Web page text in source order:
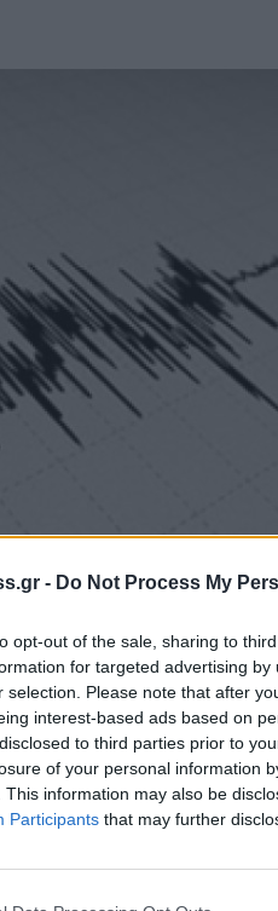
- Do Not Process My
opt-out of the sale, sharing to
for targeted advertising
selection. Please note that after
interest-based ads based on
to third parties prior to
of your personal information
This information may also be
Participants that may further
όταν αναζητάς
ως προτιμώμενη πηγή
αποτελέσματα της Google